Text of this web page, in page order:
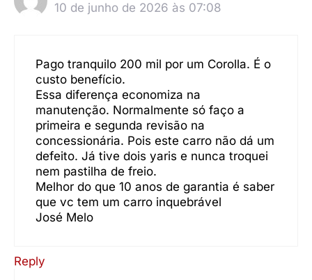
10 de junho de 2026 às 07:08
Pago tranquilo 200 mil por um Corolla. É o
custo benefício.
Essa diferença economiza na
manutenção. Normalmente só faço a
primeira e segunda revisão na
concessionária. Pois este carro não dá um
defeito. Já tive dois yaris e nunca troquei
nem pastilha de freio.
Melhor do que 10 anos de garantia é saber
que vc tem um carro inquebrável
José Melo
Reply